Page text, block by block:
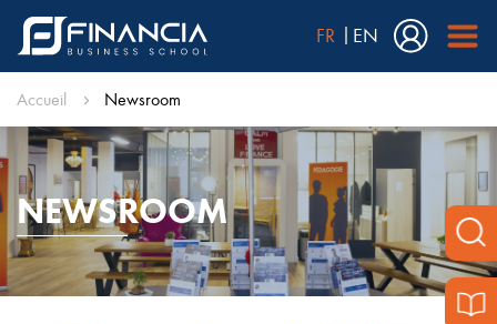
FR EN
Accueil Newsroom
NEWSROOM